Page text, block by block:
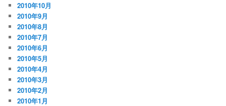
2010年10月
2010年9月
2010年8月
2010年7月
2010年6月
2010年5月
2010年4月
2010年3月
2010年2月
2010年1月